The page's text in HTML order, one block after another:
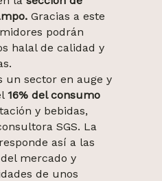
Gracias a este
podrán
halal de calidad y
un sector en auge y
16% del consumo
y bebidas,
SGS. La
responde así a las
mercado y
de unos